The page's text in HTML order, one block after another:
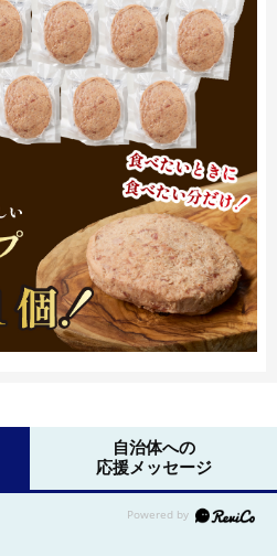
自治体への
応援メッセージ